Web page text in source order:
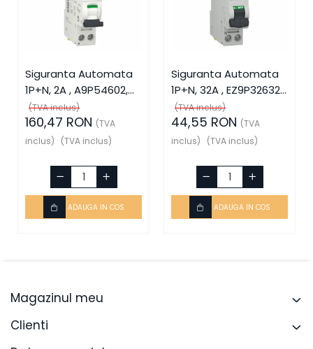
Siguranta Automata
1P+N, 2A , A9P54602,
Schneider Electric
(TVA inclus)
160,47 RON (TVA
inclus)
(TVA inclus)
ADAUGA IN COS
Siguranta Automata
1P+N, 32A , EZ9P32632,
Schneider Electric
(TVA inclus)
44,55 RON (TVA
inclus)
(TVA inclus)
ADAUGA IN COS
Magazinul meu
Clienti